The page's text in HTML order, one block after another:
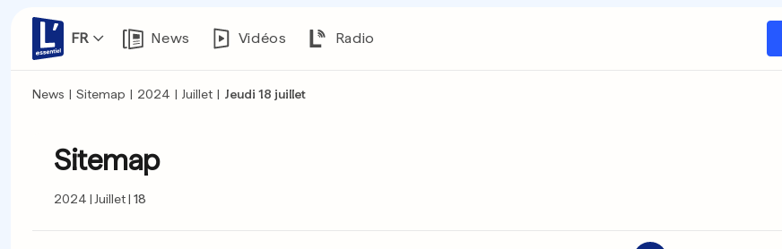
FR News Vidéos Radio
News | Sitemap | 2024 | Juillet | Jeudi 18 juillet
Sitemap
2024 Juillet 18